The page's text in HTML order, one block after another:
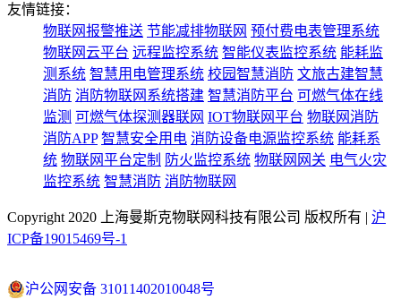
友情链接：
物联网报警推送 节能减排物联网 预付费电表管理系统
物联网云平台 远程监控系统 智能仪表监控系统 能耗监
测系统 智慧用电管理系统 校园智慧消防 文旅古建智慧
消防 消防物联网系统搭建 智慧消防平台 可燃气体在线
监测 可燃气体探测器联网 IOT物联网平台 物联网消防
消防APP 智慧安全用电 消防设备电源监控系统 能耗系
统 物联网平台定制 防火监控系统 物联网网关 电气火灾
监控系统 智慧消防 消防物联网
Copyright 2020 上海曼斯克物联网科技有限公司 版权所有 | 沪
ICP备19015469号-1
沪公网安备 31011402010048号